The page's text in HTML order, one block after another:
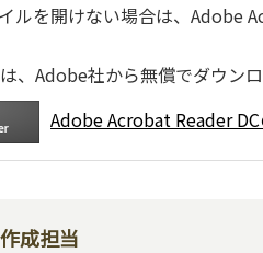
ルを開けない場合は、Adobe
、Adobe社から無償でダウンロ
Adobe Acrobat Reader
成担当